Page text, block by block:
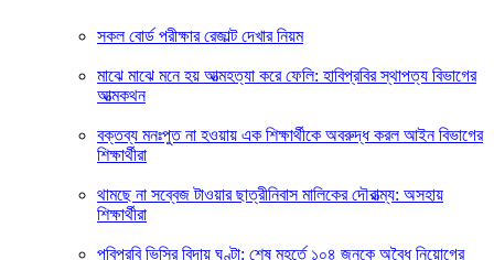
সকল বোর্ড পরীক্ষার রেজাল্ট দেখার নিয়ম
মাঝে মাঝে মনে হয় আত্মহত্যা করে ফেলি: হাবিপ্রবির স্থাপত্য বিভাগের
আত্মকথন
বক্তব্য মনঃপুত না হওয়ায় এক শিক্ষার্থীকে অবরুদ্ধ করল আইন বিভাগের
শিক্ষার্থীরা
থামছে না সব্বেজ টাওয়ার ছাত্রীনিবাস মালিকের দৌরাত্ম্য: অসহায়
শিক্ষার্থীরা
পবিপ্রবি ভিসির বিদায় ঘণ্টা: শেষ মুহূর্তে ১০৪ জনকে অবৈধ নিয়োগের